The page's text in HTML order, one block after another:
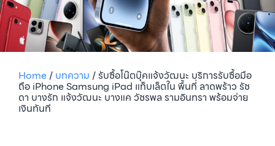
Home/ บทความ /รับซื้อโน๊ตบุ๊คแจ้งวัฒนะ บริการรับซื้อมือ
ถือ iPhone Samsung iPad แท็บเล็ตใน พื้นที่ ลาดพร้าว รัช
ดา บางรัก แจ้งวัฒนะ บางแค วัชรพล รามอินทรา พร้อมจ่าย
เงินทันที